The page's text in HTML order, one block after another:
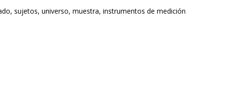
sujetos, universo, muestra, instrumentos de medición